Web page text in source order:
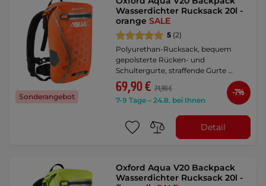
Sonderangebot
Wasserdichter Rucksack 20l -
orangeSALE
5 (2)
Polyurethan-Rucksack, bequem
gepolsterte Rücken- und
Schultergurte, straffende Gurte …
69,90 € 74,90 €
7-9 Tage – 24.8. bei Ihnen
-7%
Detail
Oxford Aqua V20 Backpack
Wasserdichter Rucksack 20l -